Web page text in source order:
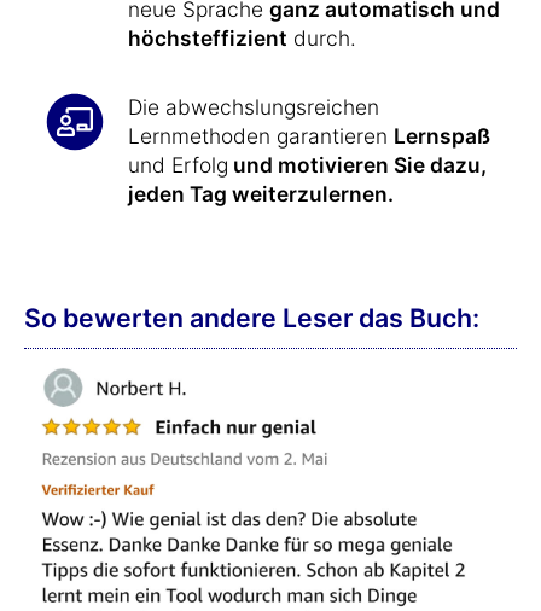
neue Sprache ganz automatisch und
höchsteffizient durch.
Die abwechslungsreichen
Lernmethoden garantieren Lernspaß
und Erfolg und motivieren Sie dazu,
jeden Tag weiterzulernen.
So bewerten andere Leser das Buch: